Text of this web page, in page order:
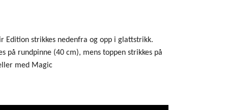
Edition strikkes nedenfra og opp i glattstrikk.
på rundpinne (40 cm), mens toppen strikkes på
med Magic